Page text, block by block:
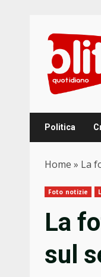
content
Politica
Home » La
Foto notizie
La
sul